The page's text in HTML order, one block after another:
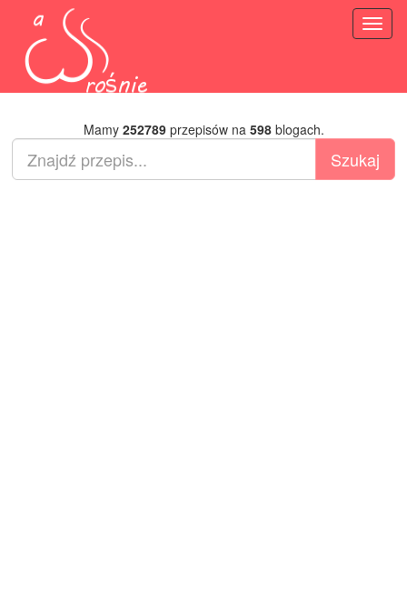
Mamy 252789przepisów na 598blogach.